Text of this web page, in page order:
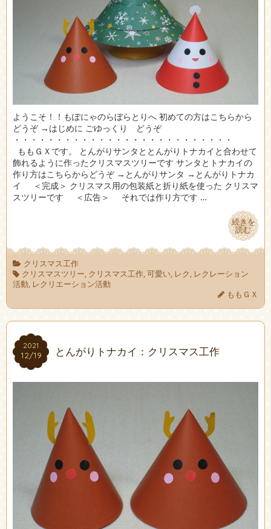
ようこそ！！もぽにゃのらぼらとりへ 初めての方はこちらから
どうぞ →はじめに ごゆっくり どうぞ
・・・・・・・・・・・・・・・・・・・・・・・・・・
ももＧＸです。 とんがりサンタととんがりトナカイと合わせて
飾れるように作ったクリスマスツリーです サンタとトナカイの
作り方はこちらからどうぞ →とんがりサンタ →とんがりトナカ
イ ＜完成＞ クリスマス用の包装紙と折り紙を使った クリスマ
スツリーです ＜広告＞ それでは作り方です …
続きを
読む
続きを
読む
クリスマス工作
クリスマスツリー, クリスマス工作,可愛い, レク, レクレーション
活動, レクリエーション活動
ももＧＸ
2021
12/19
2021
12/19 とんがりトナカイ：クリスマス工作